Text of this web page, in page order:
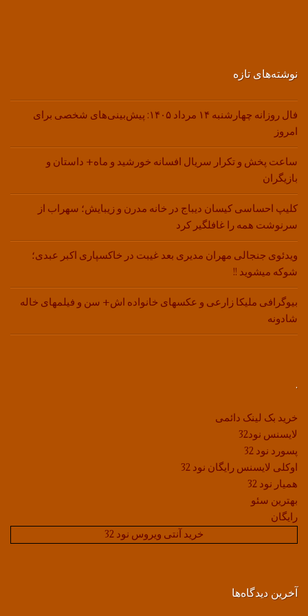
نوشته‌های تازه
فال روزانه چهارشنبه ۱۴ مرداد ۱۴۰۵: پیش‌بینی‌های شخصی برای
امروز
ساعت پخش و تکرار سریال افسانه خورشید و ماه+ داستان و
بازیگران
کلیپ احساسی کیسان دیباج در خانه مدرن و زیبایش؛ سهراب از
سرنوشت همه را غافلگیر کرد
ویدئوی جنجالی مهران مدیری بعد غیبت در خاکسپاری اکبر عبدی؛
شوکه میشوید !!
بیوگرافی ملیکا زارعی و عکسهای خانواده اش+ سن و فیلمهای خاله
شادونه
.
خرید بک لینک دائمی
لایسنس نود32
پسورد نود 32
اوکلی لایسنس رایگان نود 32
همیار نود 32
بهترین سئو
رایگان
خرید آنتی ویروس نود 32
آخرین دیدگاه‌ها